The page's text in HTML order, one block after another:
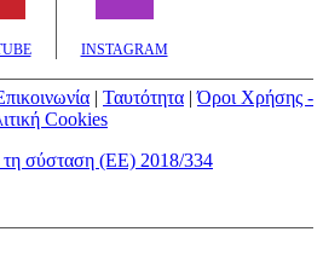
INSTAGRAM
| Ταυτότητα |Όροι Χρήσης -
Cookies
σύσταση (ΕΕ) 2018/334